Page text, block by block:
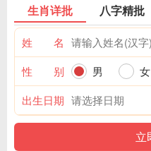
生肖详批 八字精批
姓 名
性 别
男
女
出生日期